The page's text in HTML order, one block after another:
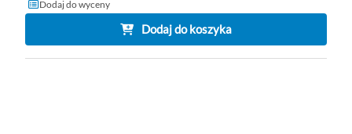
Dodaj do wyceny
Dodaj do koszyka